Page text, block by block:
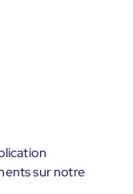
sur notre